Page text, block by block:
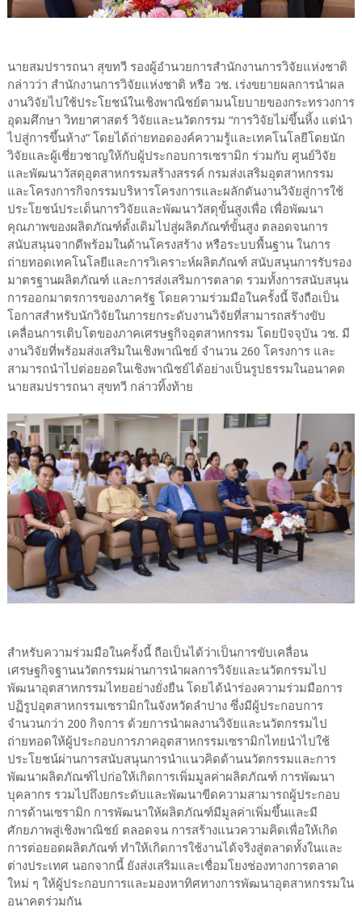
นายสมปรารถนา สุขทวี รองผู้อำนวยการสำนักงานการวิจัยแห่งชาติ
กล่าวว่า สำนักงานการวิจัยแห่งชาติ หรือ วช. เร่งขยายผลการนำผล
งานวิจัยไปใช้ประโยชน์ในเชิงพาณิชย์ตามนโยบายของกระทรวงการ
อุดมศึกษา วิทยาศาสตร์ วิจัยและนวัตกรรม “การวิจัยไม่ขึ้นหิ้ง แต่นำ
ไปสู่การขึ้นห้าง” โดยได้ถ่ายทอดองค์ความรู้และเทคโนโลยีโดยนัก
วิจัยและผู้เชี่ยวชาญให้กับผู้ประกอบการเซรามิก ร่วมกับ ศูนย์วิจัย
และพัฒนาวัสดุอุตสาหกรรมสร้างสรรค์ กรมส่งเสริมอุตสาหกรรม
และโครงการกิจกรรมบริหารโครงการและผลักดันงานวิจัยสู่การใช้
ประโยชน์ประเด็นการวิจัยและพัฒนาวัสดุขั้นสูงเพื่อ เพื่อพัฒนา
คุณภาพของผลิตภัณฑ์ดั้งเดิมไปสู่ผลิตภัณฑ์ขั้นสูง ตลอดจนการ
สนับสนุนจากดีพร้อมในด้านโครงสร้าง หรือระบบพื้นฐาน ในการ
ถ่ายทอดเทคโนโลยีและการวิเคราะห์ผลิตภัณฑ์ สนับสนุนการรับรอง
มาตรฐานผลิตภัณฑ์ และการส่งเสริมการตลาด รวมทั้งการสนับสนุน
การออกมาตรการของภาครัฐ โดยความร่วมมือในครั้งนี้ จึงถือเป็น
โอกาสสำหรับนักวิจัยในการยกระดับงานวิจัยที่สามารถสร้างขับ
เคลื่อนการเติบโตของภาคเศรษฐกิจอุตสาหกรรม โดยปัจจุบัน วช. มี
งานวิจัยที่พร้อมส่งเสริมในเชิงพาณิชย์ จำนวน 260 โครงการ และ
สามารถนำไปต่อยอดในเชิงพาณิชย์ได้อย่างเป็นรูปธรรมในอนาคต
นายสมปรารถนา สุขทวี กล่าวทิ้งท้าย
สำหรับความร่วมมือในครั้งนี้ ถือเป็นได้ว่าเป็นการขับเคลื่อน
เศรษฐกิจฐานนวัตกรรมผ่านการนำผลการวิจัยและนวัตกรรมไป
พัฒนาอุตสาหกรรมไทยอย่างยั่งยืน โดยได้นำร่องความร่วมมือการ
ปฏิรูปอุตสาหกรรมเซรามิกในจังหวัดลำปาง ซึ่งมีผู้ประกอบการ
จำนวนกว่า 200 กิจการ ด้วยการนำผลงานวิจัยและนวัตกรรมไป
ถ่ายทอดให้ผู้ประกอบการภาคอุตสาหกรรมเซรามิกไทยนำไปใช้
ประโยชน์ผ่านการสนับสนุนการนำแนวคิดด้านนวัตกรรมและการ
พัฒนาผลิตภัณฑ์ไปก่อให้เกิดการเพิ่มมูลค่าผลิตภัณฑ์ การพัฒนา
บุคลากร รวมไปถึงยกระดับและพัฒนาขีดความสามารถผู้ประกอบ
การด้านเซรามิก การพัฒนาให้ผลิตภัณฑ์มีมูลค่าเพิ่มขึ้นและมี
ศักยภาพสู่เชิงพาณิชย์ ตลอดจน การสร้างแนวความคิดเพื่อให้เกิด
การต่อยอดผลิตภัณฑ์ ทำให้เกิดการใช้งานได้จริงสู่ตลาดทั้งในและ
ต่างประเทศ นอกจากนี้ ยังส่งเสริมและเชื่อมโยงช่องทางการตลาด
ใหม่ ๆ ให้ผู้ประกอบการและมองหาทิศทางการพัฒนาอุตสาหกรรมใน
อนาคตร่วมกัน